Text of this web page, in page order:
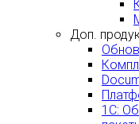
Доп.
1С: